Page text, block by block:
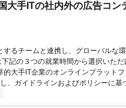
大手ITの社内外の広告コン
るチームと連携し、グローバルな
記の３つの就業時間から選択いた
大手IT企業のオンラインプラット
、ガイドラインおよびポリシーに